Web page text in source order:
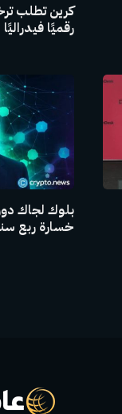
رقميًا فيدراليًا
بلوك لجاك
خسارة ربع